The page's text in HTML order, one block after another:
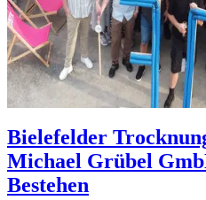
Bielefelder
Michael Grübel
Bestehen